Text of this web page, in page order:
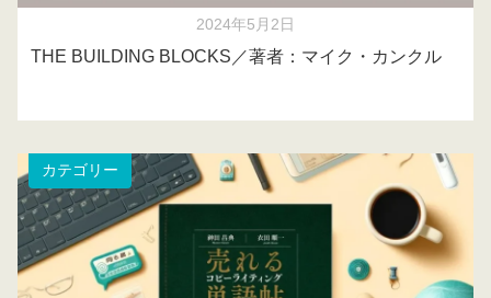
2024年5月2日
THE BUILDING BLOCKS／著者：マイク・カンクル
カテゴリー